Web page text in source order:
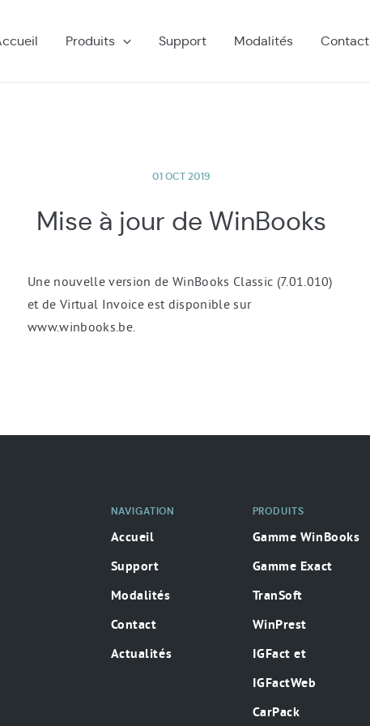
Mise à jour de WinBooks
01 OCT 2019
Une nouvelle version de WinBooks Classic (7.01.010)
et de Virtual Invoice est disponible sur
www.winbooks.be.
Produits Support Modalités Contact
NAVIGATION
Accueil
Support
Modalités
Contact
Actualités
PRODUITS
Gamme WinBooks
Gamme Exact
TranSoft
WinPrest
IGFact et
IGFactWeb
CarPack